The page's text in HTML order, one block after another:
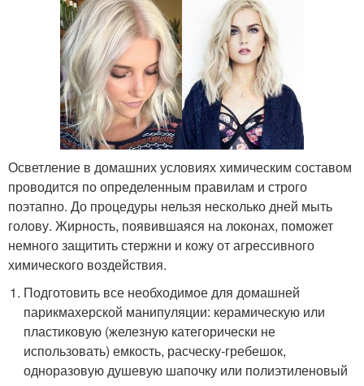
Осветление в домашних условиях химическим составом
проводится по определенным правилам и строго
поэтапно. До процедуры нельзя несколько дней мыть
голову. Жирность, появившаяся на локонах, поможет
немного защитить стержни и кожу от агрессивного
химического воздействия.
Подготовить все необходимое для домашней
парикмахерской манипуляции: керамическую или
пластиковую (железную категорически не
использовать) емкость, расческу-гребешок,
одноразовую душевую шапочку или полиэтиленовый